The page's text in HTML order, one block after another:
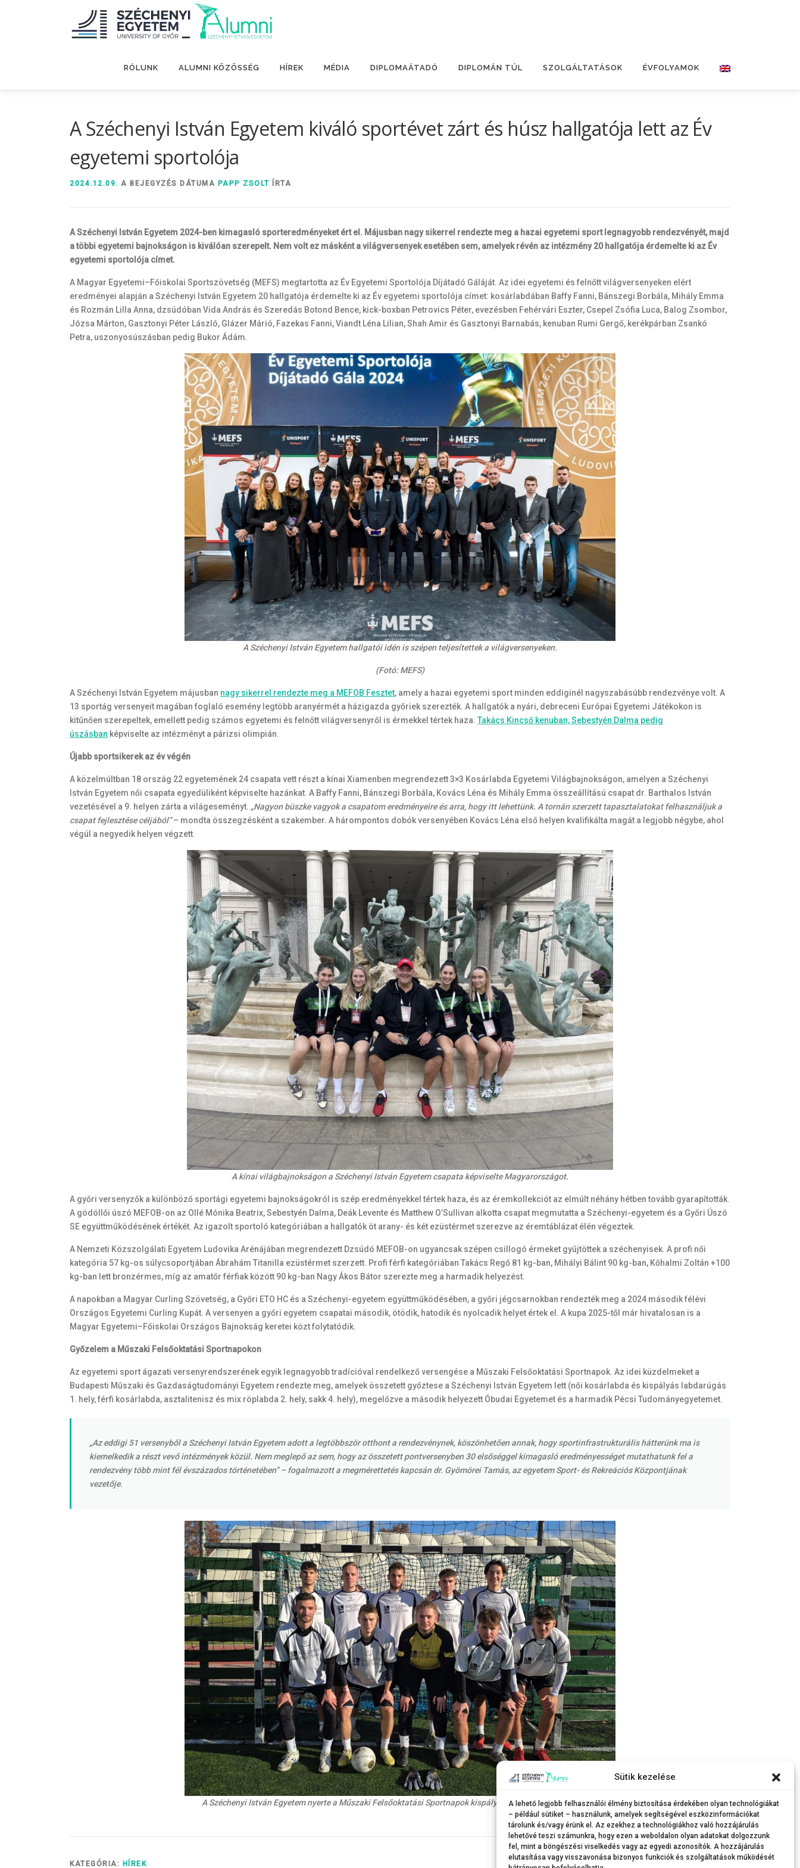
Sütik kezelése
A lehető legjobb felhasználói élmény biztosítása érdekében olyan technológiákat
– például sütiket – használunk, amelyek segítségével eszközinformációkat
tárolunk és/vagy érünk el. Az ezekhez a technológiákhoz való hozzájárulás
lehetővé teszi számunkra, hogy ezen a weboldalon olyan adatokat dolgozzunk
fel, mint a böngészési viselkedés vagy az egyedi azonosítók. A hozzájárulás
elutasítása vagy visszavonása bizonyos funkciók és szolgáltatások működését
RÓLUNK ALUMNI KÖZÖSSÉG HÍREK MÉDIA DIPLOMAÁTADÓ DIPLOMÁN TÚL SZOLGÁLTATÁSOK ÉVFOLYAMOK
A Széchenyi István Egyetem kiváló sportévet zárt és húsz hallgatója lett az Év
egyetemi sportolója
2024.12.09. A BEJEGYZÉS DÁTUMA PAPP ZSOLT ÍRTA
A Széchenyi István Egyetem 2024-ben kimagasló sporteredményeket ért el. Májusban nagy sikerrel rendezte meg a hazai egyetemi sport legnagyobb rendezvényét, majd
a többi egyetemi bajnokságon is kiválóan szerepelt. Nem volt ez másként a világversenyek esetében sem, amelyek révén az intézmény 20 hallgatója érdemelte ki az Év
egyetemi sportolója címet.
A Magyar Egyetemi–Főiskolai Sportszövetség (MEFS) megtartotta az Év Egyetemi Sportolója Díjátadó Gáláját. Az idei egyetemi és felnőtt világversenyeken elért
eredményei alapján a Széchenyi István Egyetem 20 hallgatója érdemelte ki az Év egyetemi sportolója címet: kosárlabdában Baffy Fanni, Bánszegi Borbála, Mihály Emma
és Rozmán Lilla Anna, dzsúdóban Vida András és Szeredás Botond Bence, kick-boxban Petrovics Péter, evezésben Fehérvári Eszter, Csepel Zsófia Luca, Balog Zsombor,
Józsa Márton, Gasztonyi Péter László, Glázer Márió, Fazekas Fanni, Viandt Léna Lilian, Shah Amir és Gasztonyi Barnabás, kenuban Rumi Gergő, kerékpárban Zsankó
Petra, uszonyosúszásban pedig Bukor Ádám.
A Széchenyi István Egyetem hallgatói idén is szépen teljesítettek a világversenyeken.
(Fotó: MEFS)
A Széchenyi István Egyetem májusban nagy sikerrel rendezte meg a MEFOB Fesztet, amely a hazai egyetemi sport minden eddiginél nagyszabásúbb rendezvénye volt. A
13 sportág versenyeit magában foglaló esemény legtöbb aranyérmét a házigazda győriek szerezték. A hallgatók a nyári, debreceni Európai Egyetemi Játékokon is
kitűnően szerepeltek, emellett pedig számos egyetemi és felnőtt világversenyről is érmekkel tértek haza. Takács Kincső kenuban, Sebestyén Dalma pedig
úszásban képviselte az intézményt a párizsi olimpián.
Újabb sportsikerek az év végén
A közelmúltban 18 ország 22 egyetemének 24 csapata vett részt a kínai Xiamenben megrendezett 3×3 Kosárlabda Egyetemi Világbajnokságon, amelyen a Széchenyi
István Egyetem női csapata egyedüliként képviselte hazánkat. A Baffy Fanni, Bánszegi Borbála, Kovács Léna és Mihály Emma összeállítású csapat dr. Barthalos István
vezetésével a 9. helyen zárta a világeseményt. „Nagyon büszke vagyok a csapatom eredményeire és arra, hogy itt lehettünk. A tornán szerzett tapasztalatokat felhasználjuk a
csapat fejlesztése céljából”– mondta összegzésként a szakember. A hárompontos dobók versenyében Kovács Léna első helyen kvalifikálta magát a legjobb négybe, ahol
végül a negyedik helyen végzett.
A kínai világbajnokságon a Széchenyi István Egyetem csapata képviselte Magyarországot.
A győri versenyzők a különböző sportági egyetemi bajnokságokról is szép eredményekkel tértek haza, és az éremkollekciót az elmúlt néhány hétben tovább gyarapították.
A gödöllői úszó MEFOB-on az Ollé Mónika Beatrix, Sebestyén Dalma, Deák Levente és Matthew O’Sullivan alkotta csapat megmutatta a Széchenyi-egyetem és a Győri Úszó
SE együttműködésének értékét. Az igazolt sportoló kategóriában a hallgatók öt arany- és két ezüstérmet szerezve az éremtáblázat élén végeztek.
A Nemzeti Közszolgálati Egyetem Ludovika Arénájában megrendezett Dzsúdó MEFOB-on ugyancsak szépen csillogó érmeket gyűjtöttek a széchenyisek. A profi női
kategória 57 kg-os súlycsoportjában Ábrahám Titanilla ezüstérmet szerzett. Profi férfi kategóriában Takács Regő 81 kg-ban, Mihályi Bálint 90 kg-ban, Kőhalmi Zoltán +100
kg-ban lett bronzérmes, míg az amatőr férfiak között 90 kg-ban Nagy Ákos Bátor szerezte meg a harmadik helyezést.
A napokban a Magyar Curling Szövetség, a Győri ETO HC és a Széchenyi-egyetem együttműködésében, a győri jégcsarnokban rendezték meg a 2024 második félévi
Országos Egyetemi Curling Kupát. A versenyen a győri egyetem csapatai második, ötödik, hatodik és nyolcadik helyet értek el. A kupa 2025-től már hivatalosan is a
Magyar Egyetemi–Főiskolai Országos Bajnokság keretei közt folytatódik.
Győzelem a Műszaki Felsőoktatási Sportnapokon
Az egyetemi sport ágazati versenyrendszerének egyik legnagyobb tradícióval rendelkező versengése a Műszaki Felsőoktatási Sportnapok. Az idei küzdelmeket a
Budapesti Műszaki és Gazdaságtudományi Egyetem rendezte meg, amelyek összetett győztese a Széchenyi István Egyetem lett (női kosárlabda és kispályás labdarúgás
1. hely, férfi kosárlabda, asztalitenisz és mix röplabda 2. hely, sakk 4. hely), megelőzve a második helyezett Óbudai Egyetemet és a harmadik Pécsi Tudományegyetemet.
„Az eddigi 51 versenyből a Széchenyi István Egyetem adott a legtöbbször otthont a rendezvénynek, köszönhetően annak, hogy sportinfrastrukturális hátterünk ma is
kiemelkedik a részt vevő intézmények közül. Nem meglepő az sem, hogy az összetett pontversenyben 30 elsőséggel kimagasló eredményességet mutathatunk fel a
rendezvény több mint fél évszázados történetében” – fogalmazott a megmérettetés kapcsán dr. Gyömörei Tamás, az egyetem Sport- és Rekreációs Központjának
vezetője.
A Széchenyi István Egyetem nyerte a Műszaki Felsőoktatási Sportnapok kispályás labdarúgó-bajnokságát.
KATEGÓRIA: HÍREK